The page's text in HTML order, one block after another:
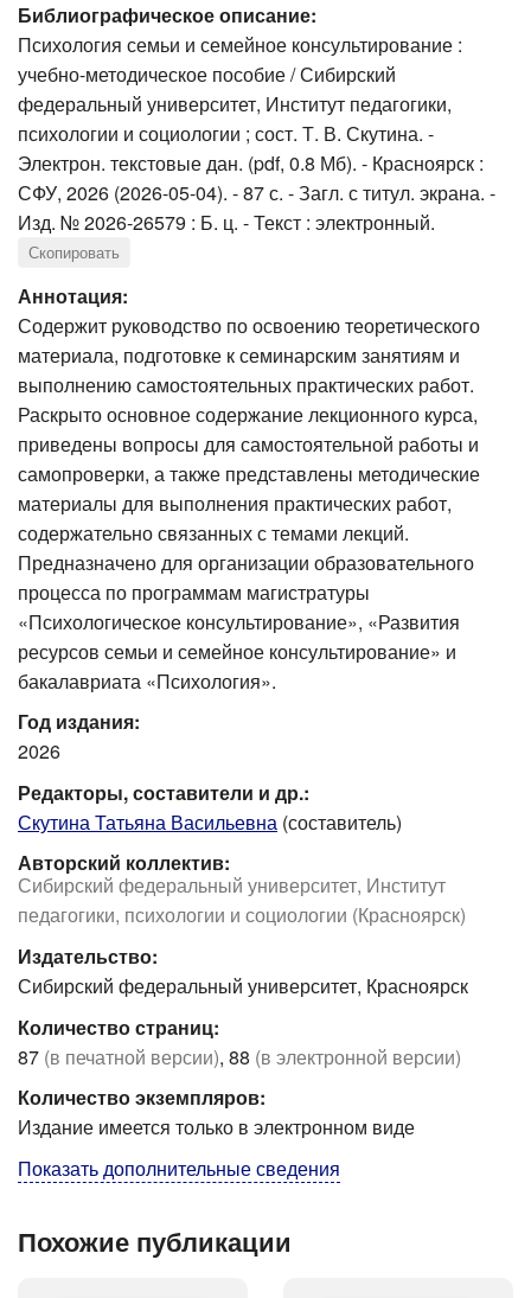
Библиографическое описание:
Психология семьи и семейное консультирование :
учебно-методическое пособие / Сибирский
федеральный университет, Институт педагогики,
психологии и социологии ; сост. Т. В. Скутина. -
Электрон. текстовые дан. (pdf, 0.8 Мб). - Красноярск :
СФУ, 2026 (2026-05-04). - 87 с. - Загл. с титул. экрана. -
Изд. № 2026-26579 : Б. ц. - Текст : электронный.
Скопировать
Аннотация:
Содержит руководство по освоению теоретического
материала, подготовке к семинарским занятиям и
выполнению самостоятельных практических работ.
Раскрыто основное содержание лекционного курса,
приведены вопросы для самостоятельной работы и
самопроверки, а также представлены методические
материалы для выполнения практических работ,
содержательно связанных с темами лекций.
Предназначено для организации образовательного
процесса по программам магистратуры
«Психологическое консультирование», «Развития
ресурсов семьи и семейное консультирование» и
бакалавриата «Психология».
Год издания:
2026
Редакторы, составители и др.:
Скутина Татьяна Васильевна (составитель)
Авторский коллектив:
Сибирский федеральный университет, Институт
педагогики, психологии и социологии (Красноярск)
Издательство:
Сибирский федеральный университет, Красноярск
Количество страниц:
87 (в печатной версии), 88 (в электронной версии)
Количество экземпляров:
Издание имеется только в электронном виде
Показать дополнительные сведения
Похожие публикации